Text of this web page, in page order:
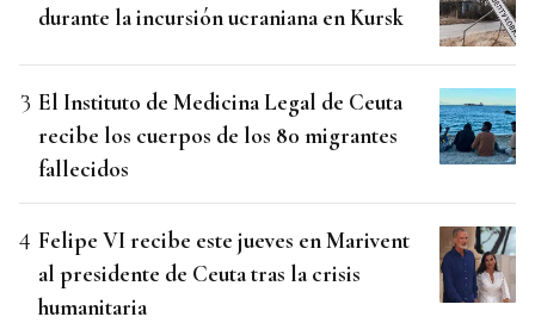
durante la incursión ucraniana en Kursk
El Instituto de Medicina Legal de Ceuta
recibe los cuerpos de los 80 migrantes
fallecidos
Felipe VI recibe este jueves en Marivent
al presidente de Ceuta tras la crisis
humanitaria